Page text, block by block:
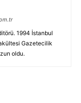
1994 İstanbul
Gazetecilik
oldu.